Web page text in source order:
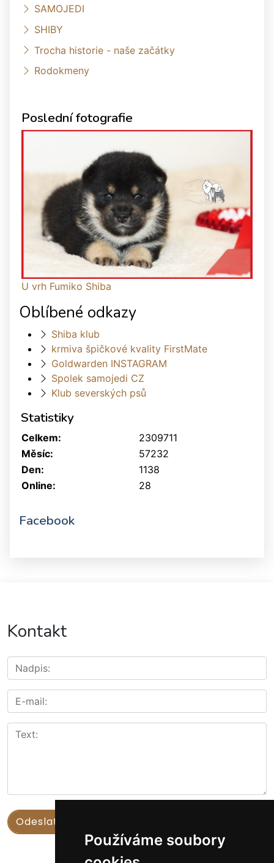
Používáme soubory
SAMOJEDI
SHIBY
Trocha historie - naše začátky
Rodokmeny
Poslední fotografie
U vrh Fumiko Shiba
Oblíbené odkazy
Shiba klub
krmiva špičkové kvality FirstMate
Goldwarden INSTAGRAM
Spolek samojedi CZ
Klub severských psů
Statistiky
Online: 28
Celkem:
2309711
Měsíc:
57232
Den:
1138
Facebook
Kontakt